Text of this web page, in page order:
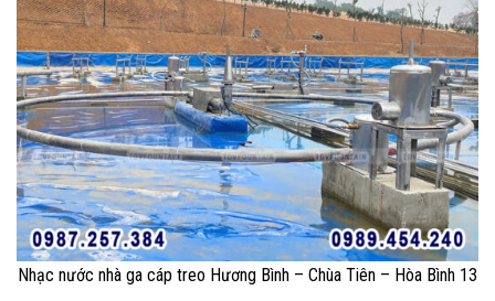
Nhạc nước nhà ga cáp treo Hương Bình – Chùa Tiên – Hòa Bình 13